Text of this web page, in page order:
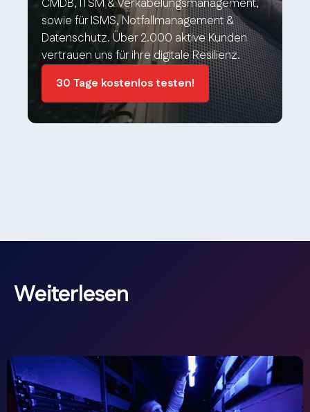
sowie für ISMS, Notfallmanagement &
Datenschutz. Über 2.000 aktive Kunden
vertrauen uns für ihre digitale Resilienz.
30 Tage kostenlos testen!
Weiterlesen